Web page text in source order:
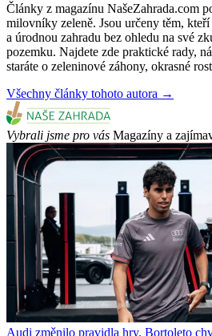
Články z magazínu NašeZahrada.com
milovníky zeleně. Jsou určeny těm,
a úrodnou zahradu bez ohledu na své
pozemku. Najdete zde praktické rady,
staráte o zeleninové záhony, okrasné
Všechny články tohoto autora →
Vybrali jsme pro vás Magazíny a
Audi změnilo pravidla hry. Bortoleto